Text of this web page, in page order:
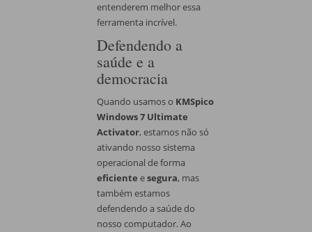
entenderem melhor essa
ferramenta incrível.
Defendendo a
saúde e a
democracia
Quando usamos o KMSpico
Windows 7 Ultimate
Activator, estamos não só
ativando nosso sistema
operacional de forma
eficiente esegura, mas
também estamos
defendendo a saúde do
nosso computador. Ao